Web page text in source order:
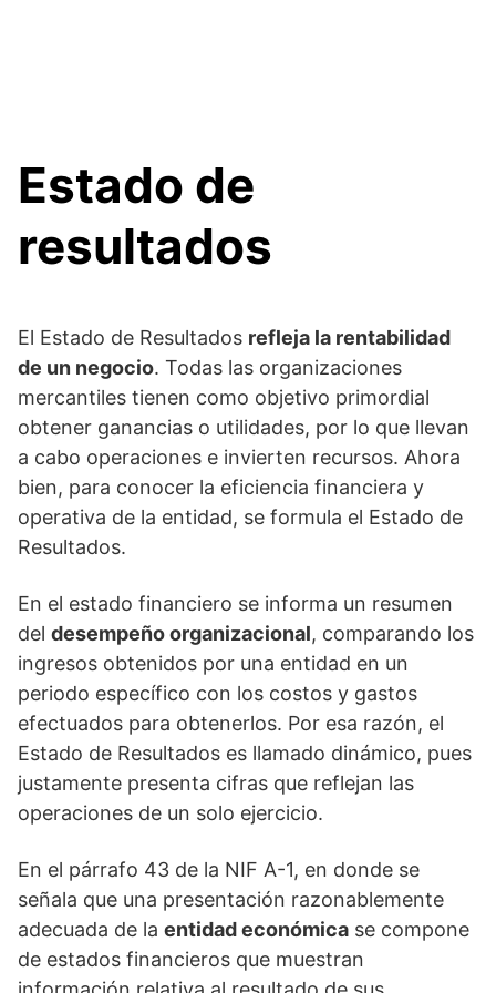
Estado de
resultados
El Estado de Resultados refleja la rentabilidad
de un negocio. Todas las organizaciones
mercantiles tienen como objetivo primordial
obtener ganancias o utilidades, por lo que llevan
a cabo operaciones e invierten recursos. Ahora
bien, para conocer la eficiencia financiera y
operativa de la entidad, se formula el Estado de
Resultados.
En el estado financiero se informa un resumen
del desempeño organizacional, comparando los
ingresos obtenidos por una entidad en un
periodo específico con los costos y gastos
efectuados para obtenerlos. Por esa razón, el
Estado de Resultados es llamado dinámico, pues
justamente presenta cifras que reflejan las
operaciones de un solo ejercicio.
En el párrafo 43 de la NIF A-1, en donde se
señala que una presentación razonablemente
adecuada de la entidad económica se compone
de estados financieros que muestran